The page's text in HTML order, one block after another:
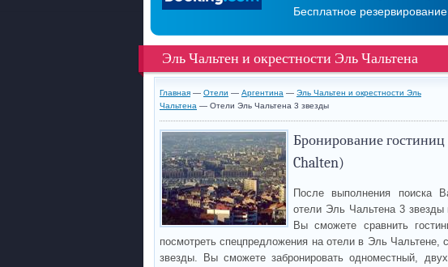
Бесплатное
Эль Чальтен и окрестности Эль Чальтена
Главная — Отели — Аргентина — Эль Чальтен и окрестности Эль
Чальтена — Отели Эль Чальтена 3 звезды
Бронирование
Chalten)
После выполнения поиска
отели Эль Чальтена 3
Вы сможете сравнить
посмотреть спецпредложения на отели в Эль Чальтене,
звезды. Вы сможете забронировать одноместный,